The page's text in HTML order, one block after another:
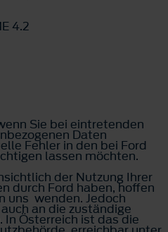
4.2
Sie bei eintretenden
Daten
Fehler in den bei Ford
lassen möchten.
der Nutzung Ihrer
durch Ford haben, hoffen
uns wenden. Jedoch
an die zuständige
Österreich ist das die